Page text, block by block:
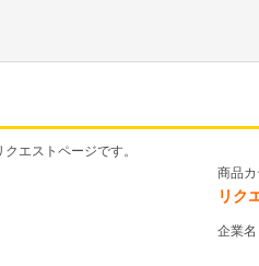
エストページです。
商品
リク
企業